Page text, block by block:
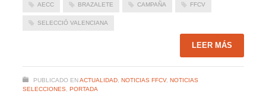
AECC BRAZALETE CAMPAÑA FFCV
SELECCIÓ VALENCIANA
LEER MÁS
PUBLICADO EN ACTUALIDAD, NOTICIAS FFCV, NOTICIAS
SELECCIONES, PORTADA